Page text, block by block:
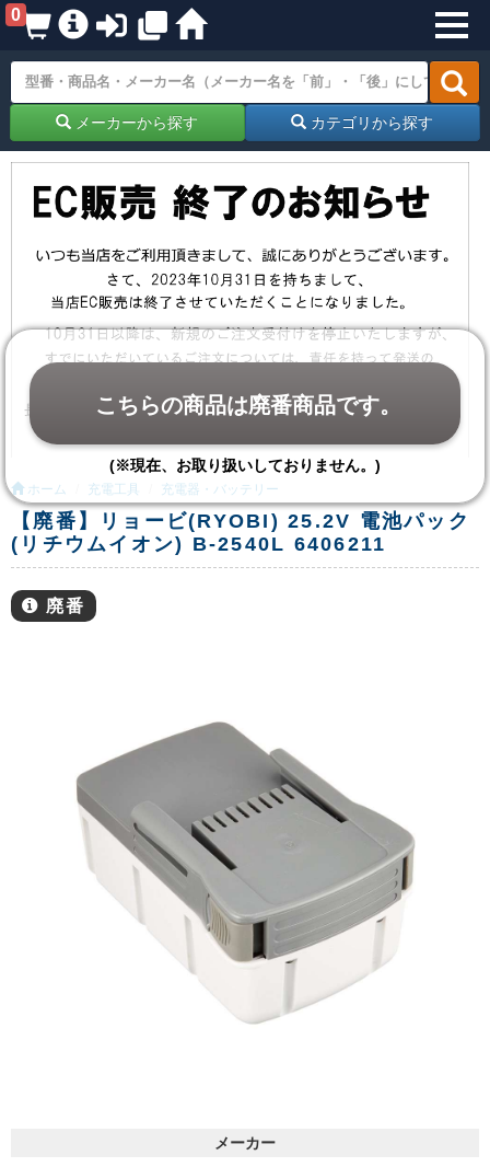
0
メーカーから探す カテゴリから探す
ホーム 充電工具 充電器・バッテリー
【廃番】リョービ(RYOBI) 25.2V 電池パック
(リチウムイオン) B-2540L 6406211
廃番
メーカー
こちらの商品は廃番商品です。
(※現在、お取り扱いしておりません。)